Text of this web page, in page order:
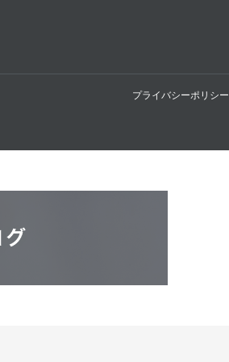
プライバシーポリシー